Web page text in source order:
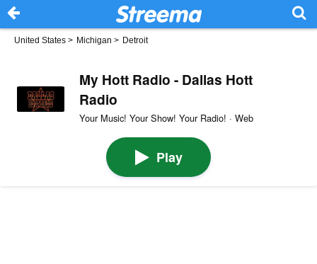
United States > Michigan > Detroit
My Hott Radio - Dallas Hott
Radio
Your Music! Your Show! Your Radio! · Web
Play